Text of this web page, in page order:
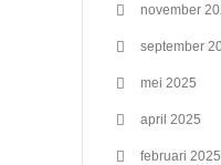
november
september
mei 2025
april 2025
februari 2025